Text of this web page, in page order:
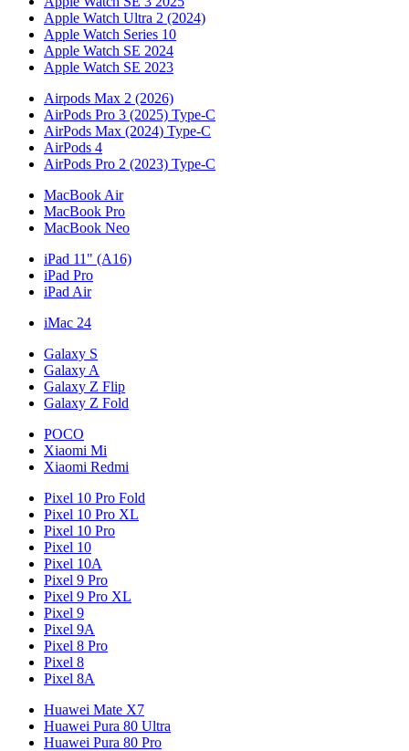
Apple Watch Ultra 2 (2024)
Apple Watch Series 10
Apple Watch SE 2024
Apple Watch SE 2023
Airpods Max 2 (2026)
AirPods Pro 3 (2025) Type-C
AirPods Max (2024) Type-C
AirPods 4
AirPods Pro 2 (2023) Type-C
MacBook Air
MacBook Pro
MacBook Neo
iPad 11" (A16)
iPad Pro
iPad Air
iMac 24
Galaxy S
Galaxy A
Galaxy Z Flip
Galaxy Z Fold
POCO
Xiaomi Mi
Xiaomi Redmi
Pixel 10 Pro Fold
Pixel 10 Pro XL
Pixel 10 Pro
Pixel 10
Pixel 10A
Pixel 9 Pro
Pixel 9 Pro XL
Pixel 9
Pixel 9A
Pixel 8 Pro
Pixel 8
Pixel 8A
Huawei Mate X7
Huawei Pura 80 Ultra
Huawei Pura 80 Pro